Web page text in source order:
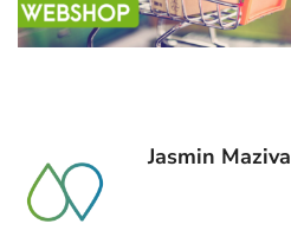
Jasmin Maziva